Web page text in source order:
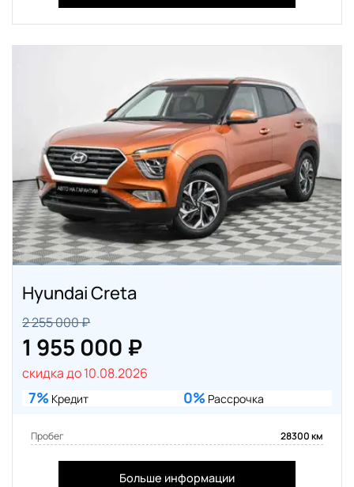
Hyundai Creta
2 255 000 ₽
1 955 000 ₽
скидка до 10.08.2026
7% Кредит 0% Рассрочка
Пробег 28300 км
Больше информации